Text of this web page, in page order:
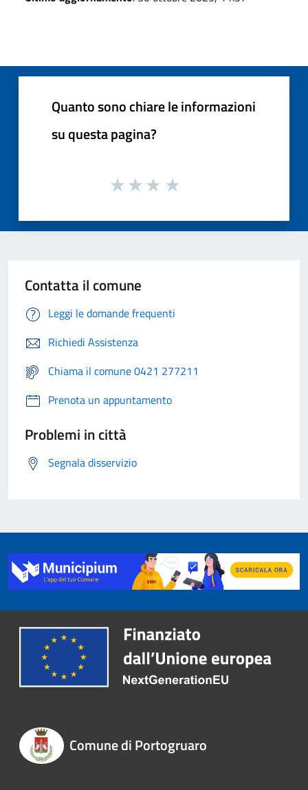
Quanto sono chiare le informazioni
su questa pagina?
Contatta il comune
Leggi le domande frequenti
Richiedi Assistenza
Chiama il comune 0421 277211
Prenota un appuntamento
Problemi in città
Segnala disservizio
Comune di Portogruaro